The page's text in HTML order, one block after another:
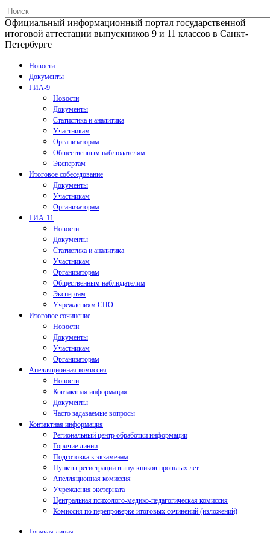
Официальный информационный портал государственной
итоговой аттестации выпускников 9 и 11 классов в Санкт-
Петербурге
Новости
Документы
ГИА-9
Новости
Документы
Статистика и аналитика
Участникам
Организаторам
Общественным наблюдателям
Экспертам
Итоговое собеседование
Документы
Участникам
Организаторам
ГИА-11
Новости
Документы
Статистика и аналитика
Участникам
Организаторам
Общественным наблюдателям
Экспертам
Учреждениям СПО
Итоговое сочинение
Новости
Документы
Участникам
Организаторам
Апелляционная комиссия
Новости
Контактная информация
Документы
Часто задаваемые вопросы
Контактная информация
Региональный центр обработки информации
Горячие линии
Подготовка к экзаменам
Пункты регистрации выпускников прошлых лет
Апелляционная комиссия
Учреждения экстерната
Центральная психолого-медико-педагогическая комиссия
Комиссия по перепроверке итоговых сочинений (изложений)